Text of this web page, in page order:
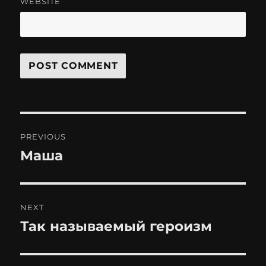
navigation
PREVIOUS
Previous
Маша
NEXT
Next
Так называемый героизм